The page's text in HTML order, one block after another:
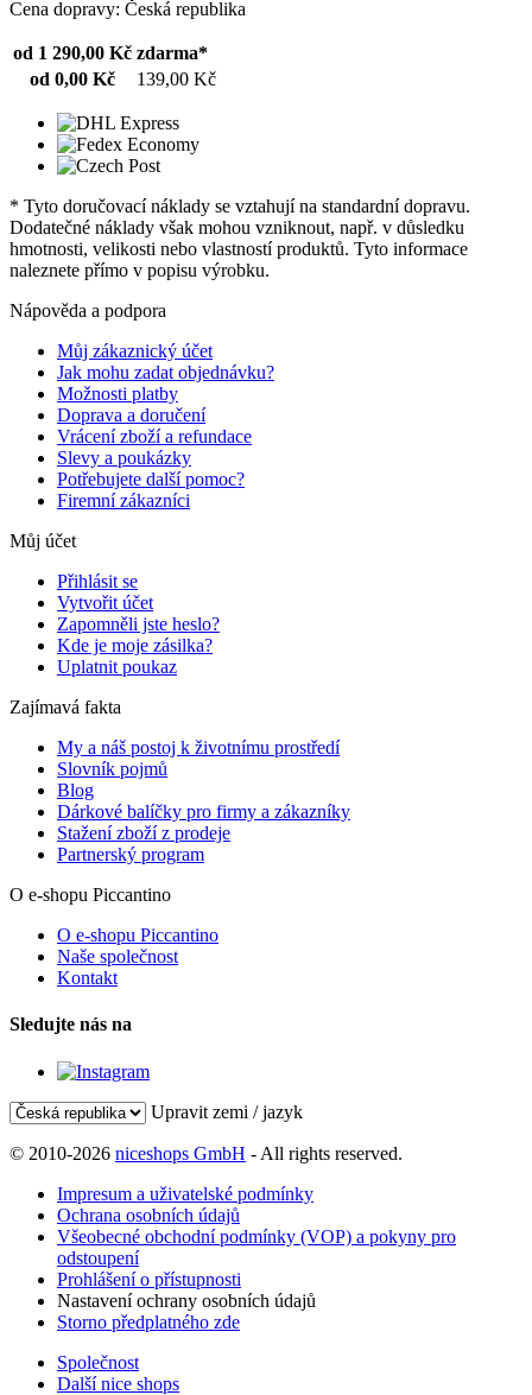
Cena dopravy: Česká republika
od 1 290,00 Kč zdarma*
od 0,00 Kč
139,00 Kč
* Tyto doručovací náklady se vztahují na standardní dopravu.
Dodatečné náklady však mohou vzniknout, např. v důsledku
hmotnosti, velikosti nebo vlastností produktů. Tyto informace
naleznete přímo v popisu výrobku.
Nápověda a podpora
Můj zákaznický účet
Jak mohu zadat objednávku?
Možnosti platby
Doprava a doručení
Vrácení zboží a refundace
Slevy a poukázky
Potřebujete další pomoc?
Firemní zákazníci
Můj účet
Přihlásit se
Vytvořit účet
Zapomněli jste heslo?
Kde je moje zásilka?
Uplatnit poukaz
Zajímavá fakta
My a náš postoj k životnímu prostředí
Slovník pojmů
Blog
Dárkové balíčky pro firmy a zákazníky
Stažení zboží z prodeje
Partnerský program
O e-shopu Piccantino
O e-shopu Piccantino
Naše společnost
Kontakt
Sledujte nás na
Upravit zemi / jazyk
© 2010-2026 niceshops GmbH - All rights reserved.
Impresum a uživatelské podmínky
Ochrana osobních údajů
Všeobecné obchodní podmínky (VOP) a pokyny pro
odstoupení
Prohlášení o přístupnosti
Nastavení ochrany osobních údajů
Storno předplatného zde
Společnost
Další nice shops